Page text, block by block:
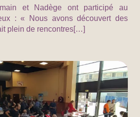
et Nadège ont participé au
: « Nous avons découvert des
plein de rencontres[…]